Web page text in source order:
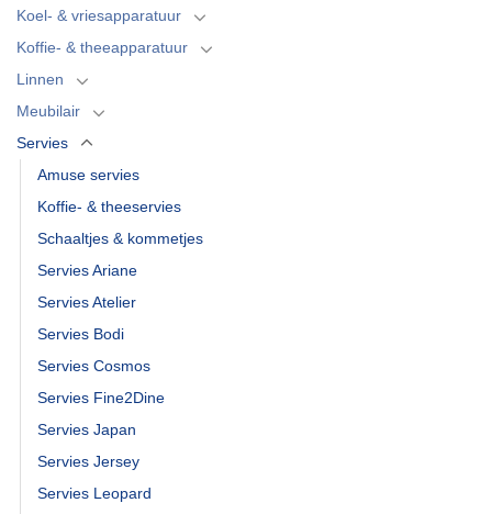
Koel- & vriesapparatuur
Koffie- & theeapparatuur
Linnen
Meubilair
Servies
Amuse servies
Koffie- & theeservies
Schaaltjes & kommetjes
Servies Ariane
Servies Atelier
Servies Bodi
Servies Cosmos
Servies Fine2Dine
Servies Japan
Servies Jersey
Servies Leopard